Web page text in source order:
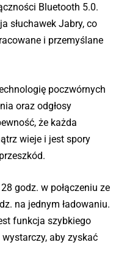
Bluetooth 5.0.
słuchawek Jabry, co
i przemyślane
poczwórnych
oraz odgłosy
że każda
wieje i jest spory
godz. w połączeniu ze
na jednym ładowaniu.
funkcja szybkiego
aby zyskać